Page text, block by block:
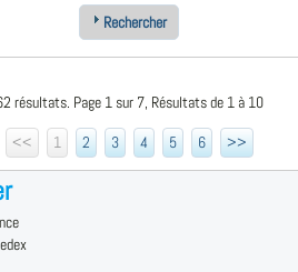
Rechercher
résultats. Page 1 sur 7, Résultats de 1 à 10
<<
1 2 3 4 5 6 >>